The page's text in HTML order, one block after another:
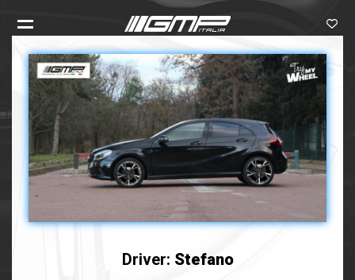
Driver: Stefano